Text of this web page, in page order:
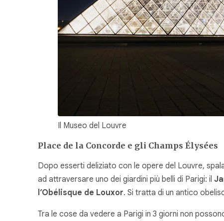
Il Museo del Louvre
Place de la Concorde e gli Champs Élysées
Dopo esserti deliziato con le opere del Louvre,
ad attraversare uno dei giardini più belli di Parigi: il
l’Obélisque de Louxor. Si tratta di un antico
Tra le cose da vedere a Parigi in 3 giorni non